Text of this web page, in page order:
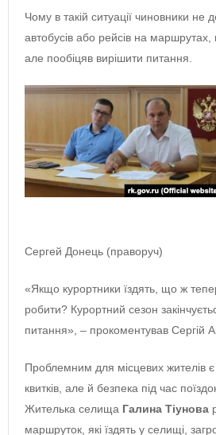
Чому в такій ситуації чиновники не
автобусів або рейсів на маршрутах,
але пообіцяв вирішити питання.
Сергей Донець (праворуч)
«Якщо курортники їздять, що ж
робити? Курортний сезон
питання», ‒ прокоментував Сергій
Проблемним для місцевих жителів є
квитків, але й безпека під час
Жителька селища Галина Тіунова
маршруток, які їздять у селищі,